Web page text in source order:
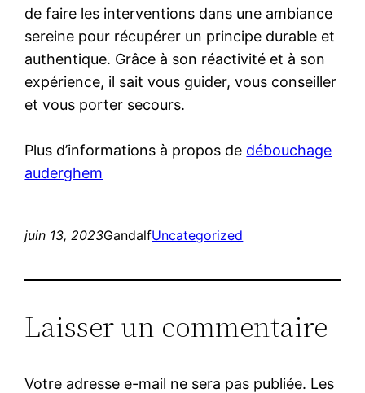
de faire les interventions dans une ambiance
sereine pour récupérer un principe durable et
authentique. Grâce à son réactivité et à son
expérience, il sait vous guider, vous conseiller
et vous porter secours.
Plus d’informations à propos de débouchage
auderghem
juin 13, 2023GandalfUncategorized
Laisser un commentaire
Votre adresse e-mail ne sera pas publiée. Les